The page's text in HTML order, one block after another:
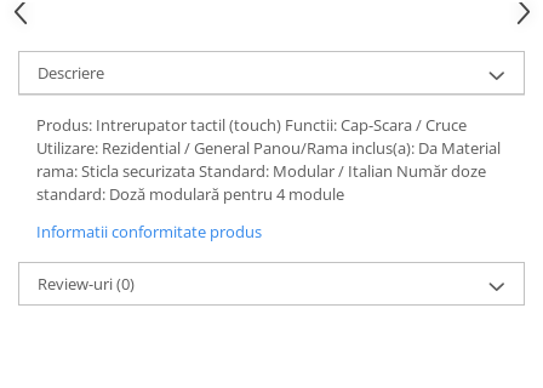
Panasonic Arkedia Slim
Aparataj Modular
Bticino Living NOW
Bticino AXOLUTE AIR
Gama Gewiss System
Gama Matix Bticino
Legrand Mosaic
Doze de Pardoseala
Descriere
Produs: Intrerupator tactil (touch) Functii: Cap-Scara / Cruce
Utilizare: Rezidential / General Panou/Rama inclus(a): Da Material
rama: Sticla securizata Standard: Modular / Italian Număr doze
standard: Doză modulară pentru 4 module
Informatii conformitate produs
Review-uri(0)